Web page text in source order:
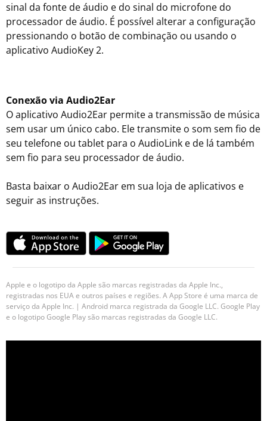
sinal da fonte de áudio e do sinal do microfone do
processador de áudio. É possível alterar a configuração
pressionando o botão de combinação ou usando o
aplicativo AudioKey 2.
Conexão via Audio2Ear
O aplicativo Audio2Ear permite a transmissão de música
sem usar um único cabo. Ele transmite o som sem fio de
seu telefone ou tablet para o AudioLink e de lá também
sem fio para seu processador de áudio.
Basta baixar o Audio2Ear em sua loja de aplicativos e
seguir as instruções.
Apple e o logotipo da Apple são marcas registradas da Apple Inc.,
registradas nos EUA e outros países e regiões. A App Store é uma marca de
serviço da Apple Inc. | Android marca registrada da Google LLC. Google Play
e o logotipo Google Play são marcas registradas da Google LLC.